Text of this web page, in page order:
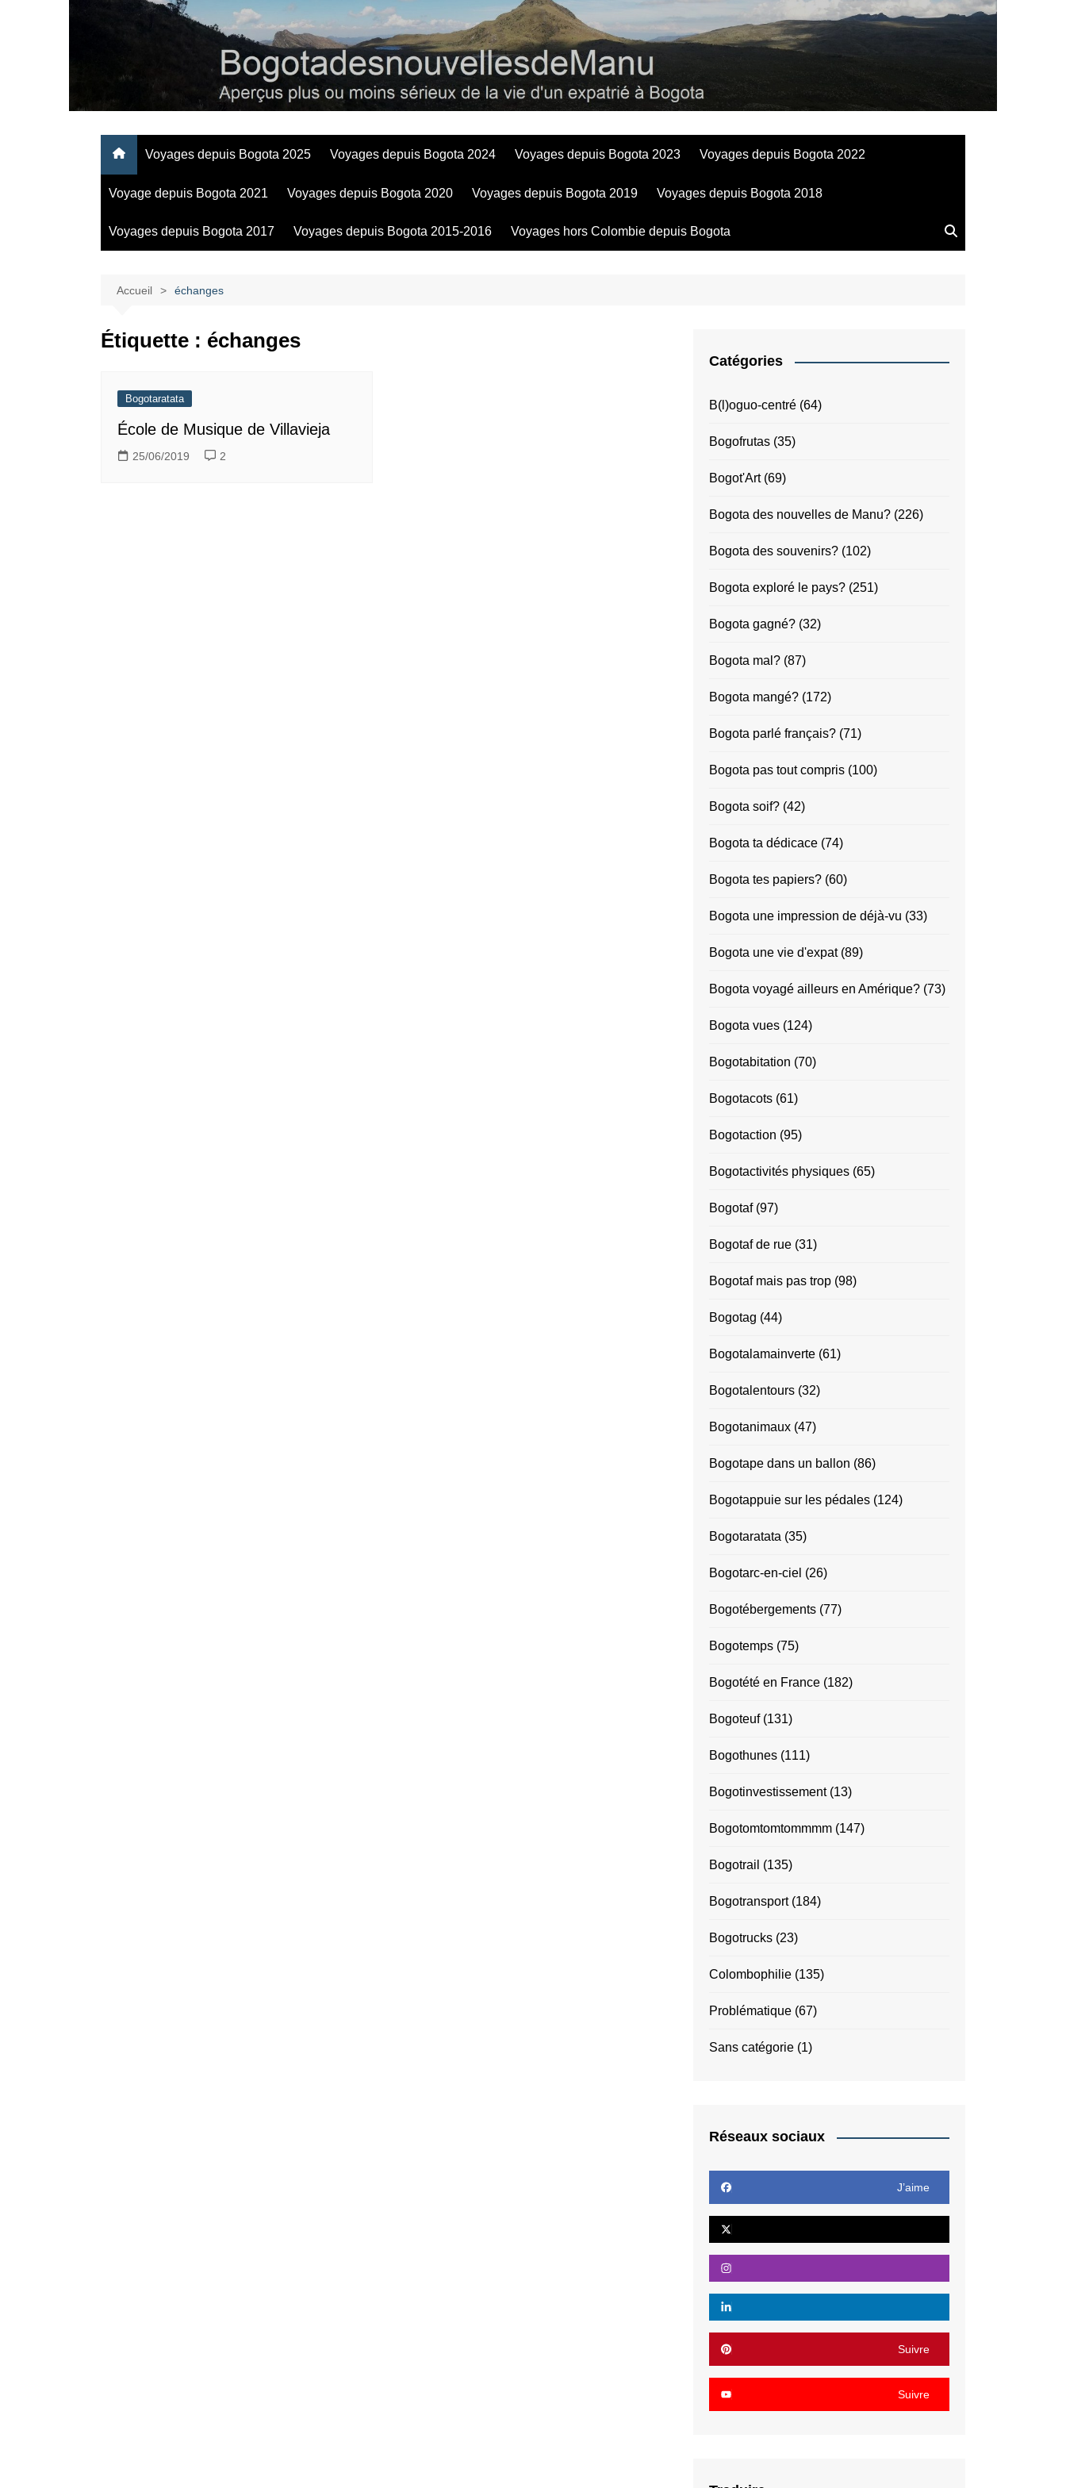
BogotadesnouvellesdeManu
Regards personnels sur la vie d’expatrié à Bogota
Voyages depuis Bogota 2025 Voyages depuis Bogota 2024 Voyages depuis Bogota 2023 Voyages depuis Bogota 2022
Voyage depuis Bogota 2021 Voyages depuis Bogota 2020 Voyages depuis Bogota 2019 Voyages depuis Bogota 2018
Voyages depuis Bogota 2017 Voyages depuis Bogota 2015-2016 Voyages hors Colombie depuis Bogota
Accueil échanges
Étiquette : échanges
Bogotaratata
École de Musique de Villavieja
25/06/2019 2
Catégories
B(l)oguo-centré(64)
Bogofrutas(35)
Bogot'Art(69)
Bogota des nouvelles de Manu?(226)
Bogota des souvenirs?(102)
Bogota exploré le pays?(251)
Bogota gagné?(32)
Bogota mal?(87)
Bogota mangé?(172)
Bogota parlé français?(71)
Bogota pas tout compris(100)
Bogota soif?(42)
Bogota ta dédicace(74)
Bogota tes papiers?(60)
Bogota une impression de déjà-vu (33)
Bogota une vie d'expat(89)
Bogota voyagé ailleurs en Amérique?(73)
Bogota vues(124)
Bogotabitation (70)
Bogotacots(61)
Bogotaction (95)
Bogotactivités physiques(65)
Bogotaf(97)
Bogotaf de rue(31)
Bogotaf mais pas trop(98)
Bogotag (44)
Bogotalamainverte(61)
Bogotalentours(32)
Bogotanimaux(47)
Bogotape dans un ballon (86)
Bogotappuie sur les pédales(124)
Bogotaratata (35)
Bogotarc-en-ciel (26)
Bogotébergements(77)
Bogotemps(75)
Bogotété en France(182)
Bogoteuf(131)
Bogothunes(111)
Bogotinvestissement(13)
Bogotomtomtommmm(147)
Bogotrail (135)
Bogotransport(184)
Bogotrucks(23)
Colombophilie(135)
Problématique(67)
Sans catégorie(1)
Réseaux sociaux
J’aime
Suivre
Suivre